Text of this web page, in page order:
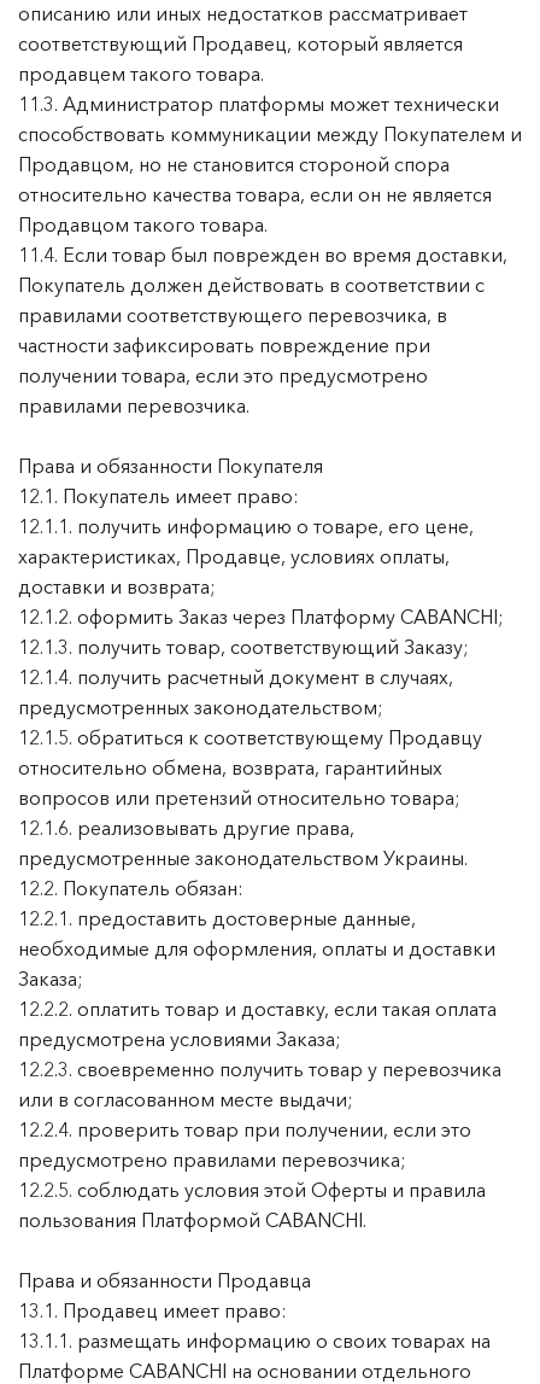
описанию или иных недостатков рассматривает
соответствующий Продавец, который является
продавцем такого товара.
11.3. Администратор платформы может технически
способствовать коммуникации между Покупателем и
Продавцом, но не становится стороной спора
относительно качества товара, если он не является
Продавцом такого товара.
11.4. Если товар был поврежден во время доставки,
Покупатель должен действовать в соответствии с
правилами соответствующего перевозчика, в
частности зафиксировать повреждение при
получении товара, если это предусмотрено
правилами перевозчика.
Права и обязанности Покупателя
12.1. Покупатель имеет право:
12.1.1. получить информацию о товаре, его цене,
характеристиках, Продавце, условиях оплаты,
доставки и возврата;
12.1.2. оформить Заказ через Платформу CABANCHI;
12.1.3. получить товар, соответствующий Заказу;
12.1.4. получить расчетный документ в случаях,
предусмотренных законодательством;
12.1.5. обратиться к соответствующему Продавцу
относительно обмена, возврата, гарантийных
вопросов или претензий относительно товара;
12.1.6. реализовывать другие права,
предусмотренные законодательством Украины.
12.2. Покупатель обязан:
12.2.1. предоставить достоверные данные,
необходимые для оформления, оплаты и доставки
Заказа;
12.2.2. оплатить товар и доставку, если такая оплата
предусмотрена условиями Заказа;
12.2.3. своевременно получить товар у перевозчика
или в согласованном месте выдачи;
12.2.4. проверить товар при получении, если это
предусмотрено правилами перевозчика;
12.2.5. соблюдать условия этой Оферты и правила
пользования Платформой CABANCHI.
Права и обязанности Продавца
13.1. Продавец имеет право:
13.1.1. размещать информацию о своих товарах на
Платформе CABANCHI на основании отдельного